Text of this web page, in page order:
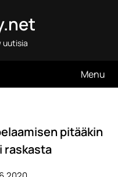
uutisia
Menu
pitääkin
raskasta